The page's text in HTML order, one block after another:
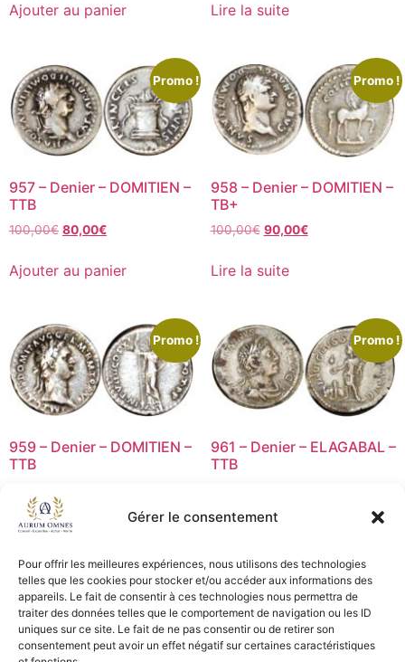
Gérer le consentement
Pour offrir les meilleures expériences, nous utilisons des technologies
telles que les cookies pour stocker et/ou accéder aux informations des
appareils. Le fait de consentir à ces technologies nous permettra de
traiter des données telles que le comportement de navigation ou les ID
uniques sur ce site. Le fait de ne pas consentir ou de retirer son
consentement peut avoir un effet négatif sur certaines caractéristiques
Ajouter au panier Lire la suite
Promo !
957 – Denier – DOMITIEN –
TTB
100,00€ 80,00€
Ajouter au panier
Promo !
958 – Denier – DOMITIEN –
TB+
100,00€ 90,00€
Lire la suite
Promo !
959 – Denier – DOMITIEN –
TTB
Lire la suite
Promo !
961 – Denier – ELAGABAL –
TTB
1 2 →
CGV - CGL